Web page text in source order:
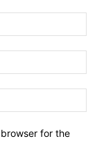
for the